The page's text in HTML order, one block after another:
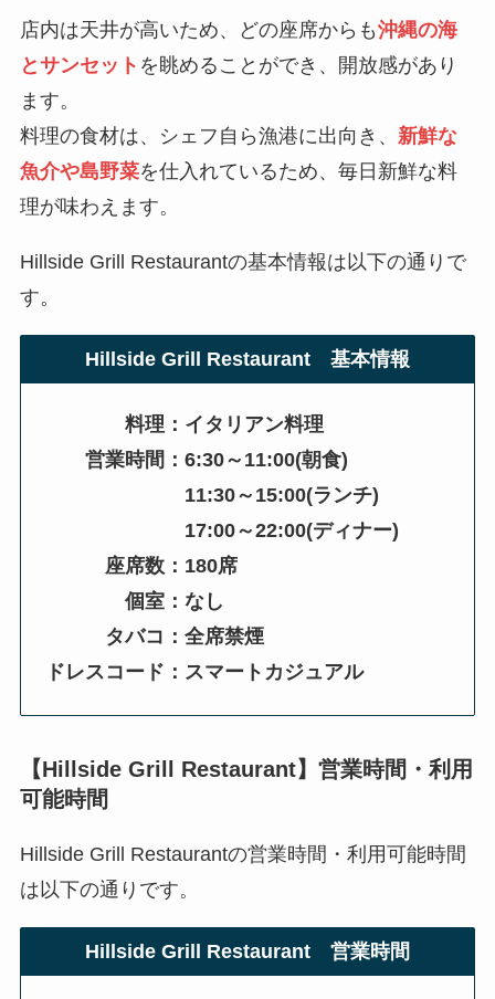
店内は天井が高いため、どの座席からも沖縄の海
とサンセット を眺めることができ、開放感があり
ます。
料理の食材は、シェフ自ら漁港に出向き、 新鮮な
魚介や島野菜を仕入れているため、毎日新鮮な料
理が味わえます。
Hillside Grill Restaurantの基本情報は以下の通りで
す。
Hillside Grill Restaurant 基本情報
料理：イタリアン料理
営業時間：6:30～11:00(朝食)
11:30～15:00(ランチ)
17:00～22:00(ディナー)
座席数：180席
個室：なし
タバコ：全席禁煙
ドレスコード：スマートカジュアル
【Hillside Grill Restaurant】営業時間・利用
可能時間
Hillside Grill Restaurantの営業時間・利用可能時間
は以下の通りです。
Hillside Grill Restaurant 営業時間